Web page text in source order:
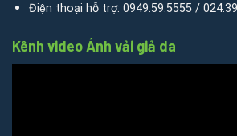
Điện thoại hỗ trợ: 0949.59.5555 /
Kênh video Ánh vải giả da